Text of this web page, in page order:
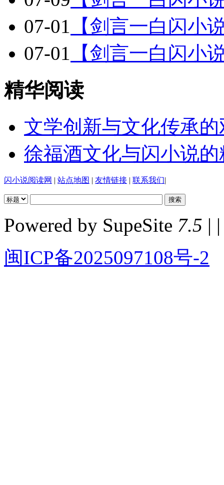
07-01 【剑言一白闪小
07-01 【剑言一白闪小
精华阅读
文学创新与文化传承
徐福酒文化与闪小说
闪小说阅读网 | 站点地图 | 友情链接 | 联系我们|
Powered by SupeSite 7.5 | |
闽ICP备2025097108号-2